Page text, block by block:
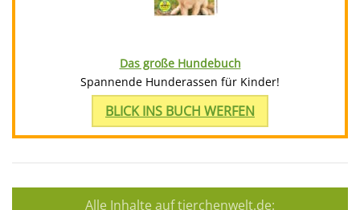
Das große Hundebuch
Spannende Hunderassen für Kinder!
BLICK INS BUCH WERFEN
Alle Inhalte auf tierchenwelt.de: